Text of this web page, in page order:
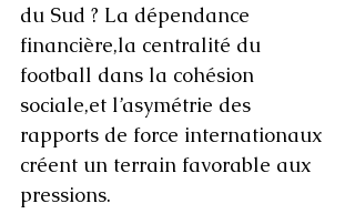
du Sud ? La dépendance
financière,la centralité du
football dans la cohésion
sociale,et l’asymétrie des
rapports de force internationaux
créent un terrain favorable aux
pressions.